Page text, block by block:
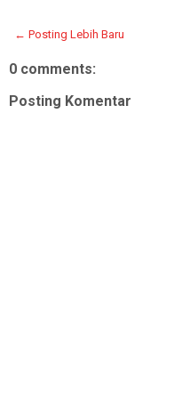
← Posting Lebih Baru
0 comments:
Posting Komentar